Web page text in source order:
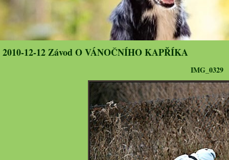
2010-12-12 Závod O VÁNOČNÍHO KAPŘÍKA
IMG_0329